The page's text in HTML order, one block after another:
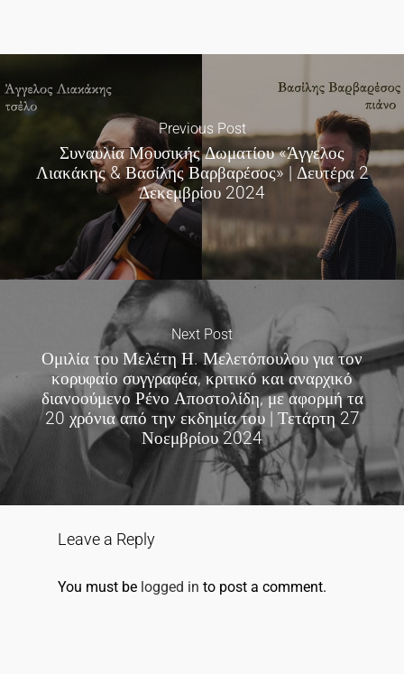
Previous Post
Συναυλία Μουσικής Δωματίου «Άγγελος
Λιακάκης & Βασίλης Βαρβαρέσος» | Δευτέρα 2
Δεκεμβρίου 2024
Next Post
Ομιλία του Μελέτη Η. Μελετόπουλου για τον
κορυφαίο συγγραφέα, κριτικό και αναρχικό
διανοούμενο Ρένο Αποστολίδη, με αφορμή τα
20 χρόνια από την εκδημία του | Τετάρτη 27
Νοεμβρίου 2024
Leave a Reply
You must be logged in to post a comment.